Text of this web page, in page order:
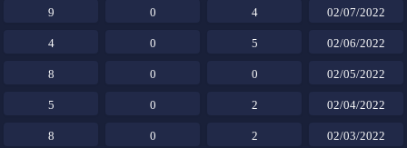
02/07/2022
4
0
9
02/06/2022
5
0
4
02/05/2022
0
0
8
02/04/2022
2
0
5
02/03/2022
2
0
8